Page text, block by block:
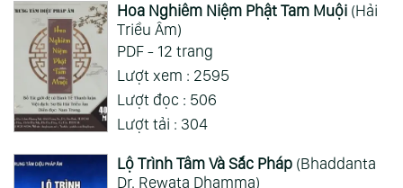
Hoa Nghiêm Niệm Phật Tam Muội(Hải
Triều Âm)
PDF - 12 trang
Lượt xem : 2595
Lượt đọc : 506
Lượt tải : 304
Lộ Trình Tâm Và Sắc Pháp(Bhaddanta
Dr. Rewata Dhamma)